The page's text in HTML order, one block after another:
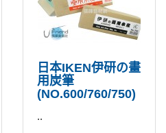
日本IKEN伊研の畫
用炭筆
(NO.600/760/750)
..